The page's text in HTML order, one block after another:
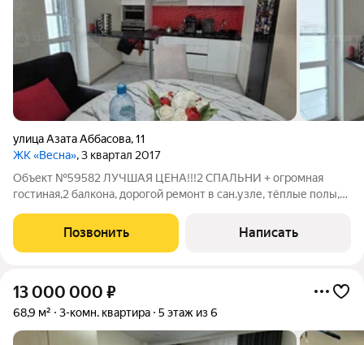
улица Азата Аббасова,11
ЖК «Весна», 3 квартал 2017
Объект №59582 ЛУЧШАЯ ЦЕНА!!!2 СПАЛЬНИ + огромная
гостиная,2 балкона, дорогой ремонт в сан.узле, тёплые полы,
духовой шкаф, варочная панель (индукция) Идеальна для
семейной жизни, Современный и
Позвонить Написать
13 000 000 ₽
68,9 м² 3-комн. квартира 5 этаж из 6